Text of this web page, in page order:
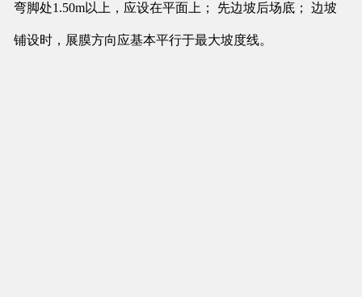
弯脚处1.50m以上，应设在平面上； 先边坡后场底； 边坡
铺设时，展膜方向应基本平行于最大坡度线。